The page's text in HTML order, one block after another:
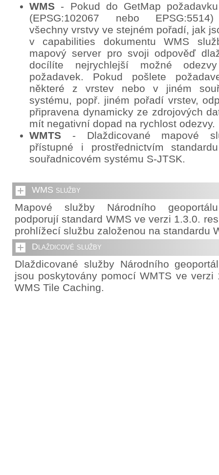
WMS - Pokud do GetMap
(EPSG:102067 nebo
všechny vrstvy ve stejném pořadí, jak
v capabilities dokumentu WMS
mapový server pro svoji odpověď
docílíte nejrychlejší možné
požadavek. Pokud pošlete
některé z vrstev nebo v jiném
systému, popř. jiném pořadí vrstev,
připravena dynamicky ze zdrojových
mít negativní dopad na rychlost odezvy.
WMTS - Dlaždicované mapové
přístupné i prostřednictvím
souřadnicovém systému S-JTSK.
WMS služby
Mapové služby Národního
podporují standard WMS ve verzi 1.3.0.
prohlížecí službu založenou na standardu
Dlaždicové služby
Dlaždicované služby Národního
jsou poskytovány pomocí WMTS ve verzi
WMS Tile Caching.